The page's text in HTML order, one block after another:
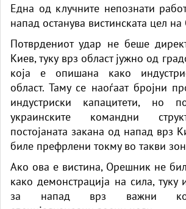
Една од клучните непознати
напад останува вистинската цел
Потврдениот удар не беше
Киев, туку врз област јужно од
која е опишана како
област. Таму се наоѓаат бројни
индустриски капацитети, но
украинските командни
постојаната закана од напад врз
биле префрлени токму во такви
Ако ова е вистина, Орешник не
како демонстрација на сила, туку
за напад врз важни